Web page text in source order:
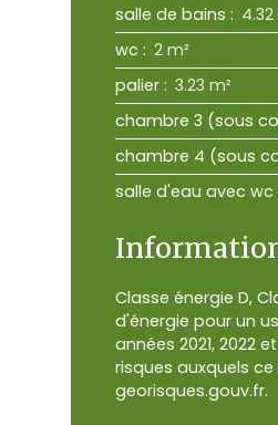
salle de bains : 4.32
wc : 2 m²
palier : 3.23 m²
chambre 3 (sous
chambre 4 (sous
salle d'eau avec wc
Classe énergie D,
d'énergie pour un
années 2021, 2022
risques auxquels
georisques.gouv.fr.